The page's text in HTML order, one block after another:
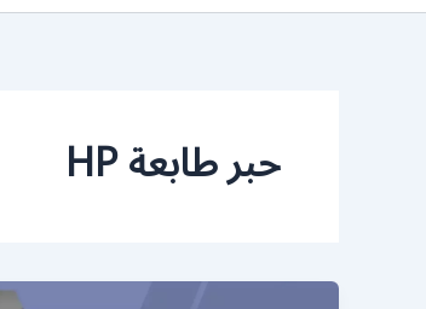
حبر طابعة HP